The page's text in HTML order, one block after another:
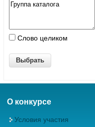
Слово целиком
О конкурсе
Условия участия